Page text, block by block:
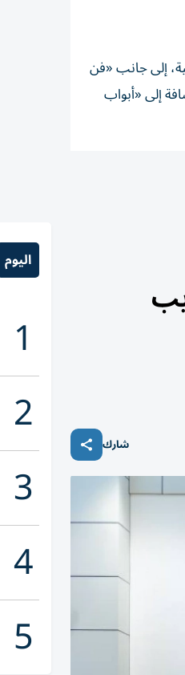
إلى جانب «فن
إلى «أبواب
شارك
اليوم
1
2
3
4
5